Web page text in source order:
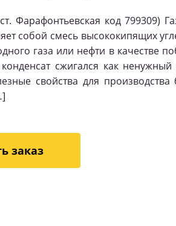
Фарафонтьевская код 799309)
собой смесь высококипящих
газа или нефти в качестве
сжигался как
свойства для
заказ